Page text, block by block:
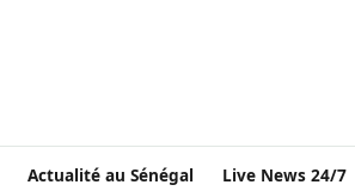
Actualité au Sénégal Live News 24/7